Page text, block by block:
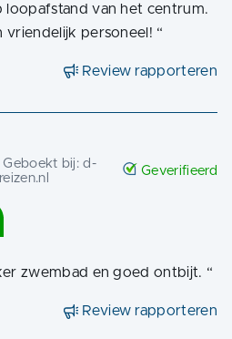
loopafstand van het centrum.
vriendelijk personeel! “
Review rapporteren
Geboekt bij:d-
reizen.nl
Geverifieerd
zwembad en goed ontbijt. “
Review rapporteren